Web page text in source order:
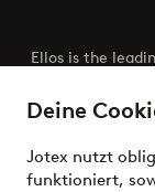
Deine
Jotex nutzt
funktioniert,
Ellos is the
the latest